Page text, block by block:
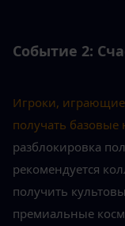
Событие 2:
Игроки, играющие
получать
разблокировка
рекомендуется
получить
премиальные